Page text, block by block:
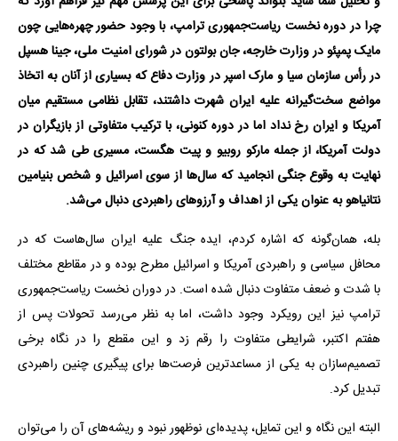
چرا در دوره نخست ریاست‌جمهوری ترامپ، با وجود حضور چهره‌هایی چون
مایک پمپئو در وزارت خارجه، جان بولتون در شورای امنیت ملی، جینا هسپل
در رأس سازمان سیا و مارک اسپر در وزارت دفاع که بسیاری از آنان به اتخاذ
مواضع سخت‌گیرانه علیه ایران شهرت داشتند، تقابل نظامی مستقیم میان
آمریکا و ایران رخ نداد اما در دوره کنونی، با ترکیب متفاوتی از بازیگران در
دولت آمریکا، از جمله مارکو روبیو و پیت هگست، مسیری طی شد که در
نهایت به وقوع جنگی انجامید که سال‌ها از سوی اسرائیل و شخص بنیامین
نتانیاهو به عنوان یکی از اهداف و آرزوهای راهبردی دنبال می‌شد.
بله، همان‌گونه که اشاره کردم، ایده جنگ علیه ایران سال‌هاست که در
محافل سیاسی و راهبردی آمریکا و اسرائیل مطرح بوده و در مقاطع مختلف
با شدت و ضعف متفاوت دنبال شده است. در دوران نخست ریاست‌جمهوری
ترامپ نیز این رویکرد وجود داشت، اما به نظر می‌رسد تحولات پس از
هفتم اکتبر، شرایطی متفاوت را رقم زد و این مقطع را در نگاه برخی
تصمیم‌سازان به یکی از مساعدترین فرصت‌ها برای پیگیری چنین راهبردی
تبدیل کرد.
البته این نگاه و این تمایل، پدیده‌ای نوظهور نبود و ریشه‌های آن را می‌توان